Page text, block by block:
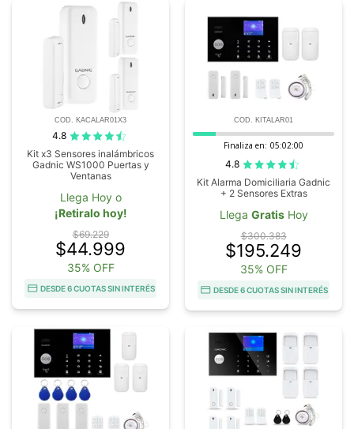
COD. KACALAR01X3
4.8
Kit x3 Sensores inalámbricos
Gadnic WS1000 Puertas y
Ventanas
Llega Hoy o
¡Retiralo hoy!
$69.229
$44.999
35% OFF
DESDE 6 CUOTAS SIN INTERÉS
COD. KITALAR01
Finaliza en: 05:01:59
4.8
Kit Alarma Domiciliaria Gadnic
+ 2 Sensores Extras
Llega GratisHoy
$300.383
$195.249
35% OFF
DESDE 6 CUOTAS SIN INTERÉS